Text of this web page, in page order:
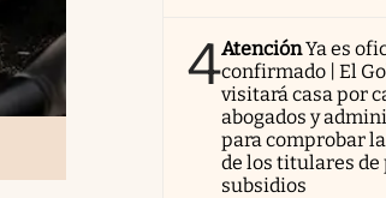
4AtenciónYa es
confirmado | El
visitará casa por
abogados y
para comprobar
de los titulares de
subsidios